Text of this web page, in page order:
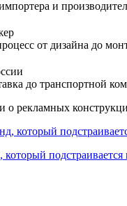
и
от дизайна до
до транспортной
о рекламных